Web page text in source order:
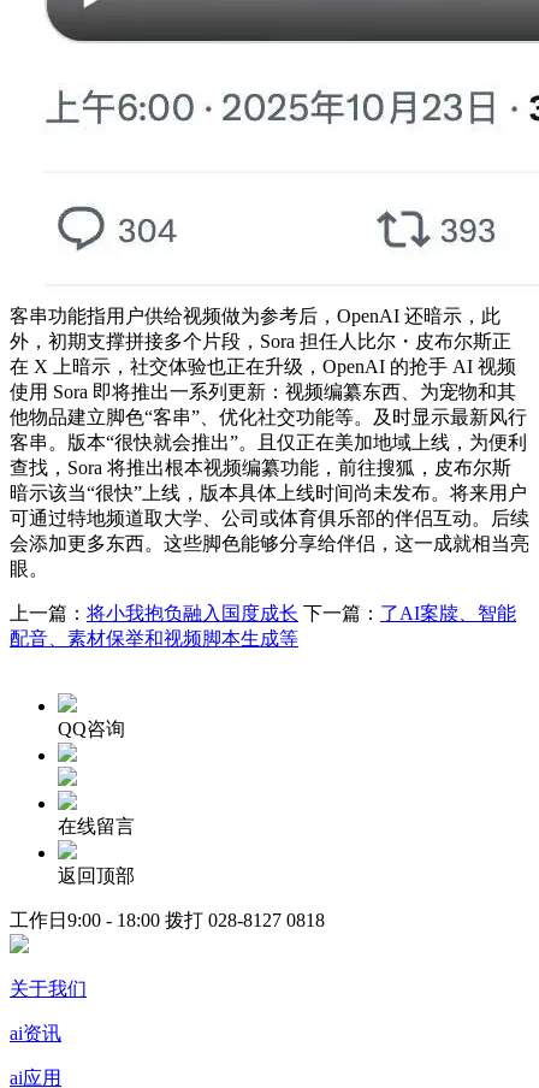
客串功能指用户供给视频做为参考后，OpenAI 还暗示，此
外，初期支撑拼接多个片段，Sora 担任人比尔・皮布尔斯正
在 X 上暗示，社交体验也正在升级，OpenAI 的抢手 AI 视频
使用 Sora 即将推出一系列更新：视频编纂东西、为宠物和其
他物品建立脚色“客串”、优化社交功能等。及时显示最新风行
客串。版本“很快就会推出”。且仅正在美加地域上线，为便利
查找，Sora 将推出根本视频编纂功能，前往搜狐，皮布尔斯
暗示该当“很快”上线，版本具体上线时间尚未发布。将来用户
可通过特地频道取大学、公司或体育俱乐部的伴侣互动。后续
会添加更多东西。这些脚色能够分享给伴侣，这一成就相当亮
眼。
上一篇： 将小我抱负融入国度成长 下一篇： 了AI案牍、智能
配音、素材保举和视频脚本生成等
QQ咨询
在线留言
返回顶部
工作日9:00 - 18:00 拨打 028-8127 0818
关于我们
ai资讯
ai应用